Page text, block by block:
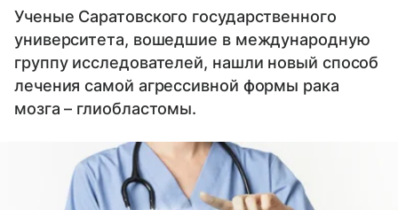
Ученые Саратовского государственного
университета, вошедшие в международную
группу исследователей, нашли новый способ
лечения самой агрессивной формы рака
мозга – глиобластомы.